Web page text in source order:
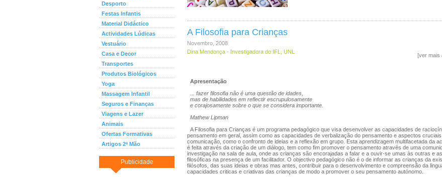
Desporto
Festas Infantis
Material Didáctico
Actividades Lúdicas
Vestuário
Casa e Decor
Transportes
Produtos Biológicos
Yoga
Massagem Infantil
Seguros e Finanças
Viagens e Lazer
Animais
Ofertas Formativas
Artigos 2ª Mão
Publicidade
A Filosofia para Crianças
Novembro, 2008
Dina Mendonça - Investigadora do IFL, UNL
[ver mais
Apresentação
... fazer filosofia não é uma questão de idades,
mas de habilidades em reflectir escrupulosamente
e corajosamente sobre o que se considera importante.
Mathew Lipman
A Filosofia para Crianças é um programa pedagógico que visa desenvolver as capacidades de
pensamento em geral, assim como as capacidades de verbalização do pensamento e aspectos
comunicação, como o confronto de ideias e a reflexão em grupo. Esta aprendizagem multifacetada da
é feita através da criação de um diálogo, tem como fim promover o pensamento através de uma
investigação na sala de aula, onde as crianças são encorajadas a falar e a ouvir-se umas às outras e
filosóficas na presença de um facilitador. O objectivo pedagógico não é o de informar as crianças da
filósofos, das suas ideias e obras mas antes, contribuir para o desenvolvimento e compreensão da
capacidades criticas e criativas das crianças de modo a promover o seu pensamento autónomo.